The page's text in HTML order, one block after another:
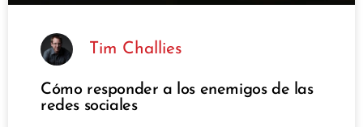
Tim Challies
Cómo responder a los enemigos de las
redes sociales